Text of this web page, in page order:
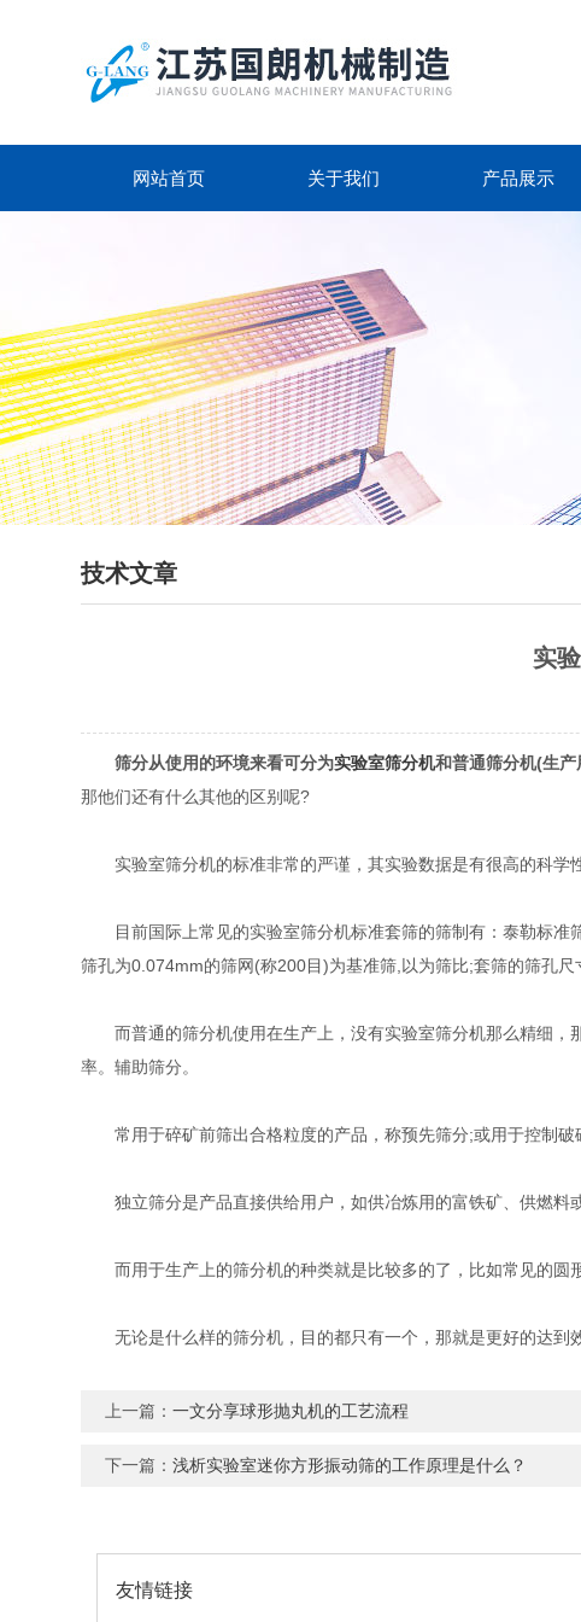
网站首页 关于我们 产品展示
技术文章
实
筛分从使用的环境来看可分为实验室筛分机和普通筛分机(生
那他们还有什么其他的区别呢?
实验室筛分机的标准非常的严谨，其实验数据是有很高的科学
目前国际上常见的实验室筛分机标准套筛的筛制有：泰勒标准
筛孔为0.074mm的筛网(称200目)为基准筛,以为筛比;套筛的筛孔
而普通的筛分机使用在生产上，没有实验室筛分机那么精细，
率。辅助筛分。
常用于碎矿前筛出合格粒度的产品，称预先筛分;或用于控制破
独立筛分是产品直接供给用户，如供冶炼用的富铁矿、供燃料
而用于生产上的筛分机的种类就是比较多的了，比如常见的圆
无论是什么样的筛分机，目的都只有一个，那就是更好的达到
上一篇：一文分享球形抛丸机的工艺流程
下一篇：浅析实验室迷你方形振动筛的工作原理是什么？
友情链接